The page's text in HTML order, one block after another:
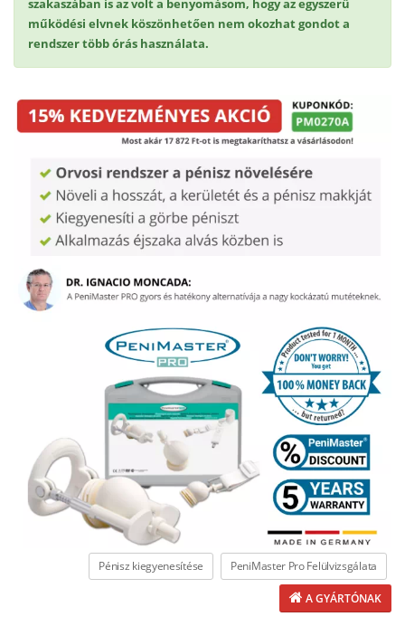
szakaszában is az volt a benyomásom, hogy az egyszerű
működési elvnek köszönhetően nem okozhat gondot a
rendszer több órás használata.
Pénisz kiegyenesítése PeniMaster Pro Felülvizsgálata
A GYÁRTÓNAK